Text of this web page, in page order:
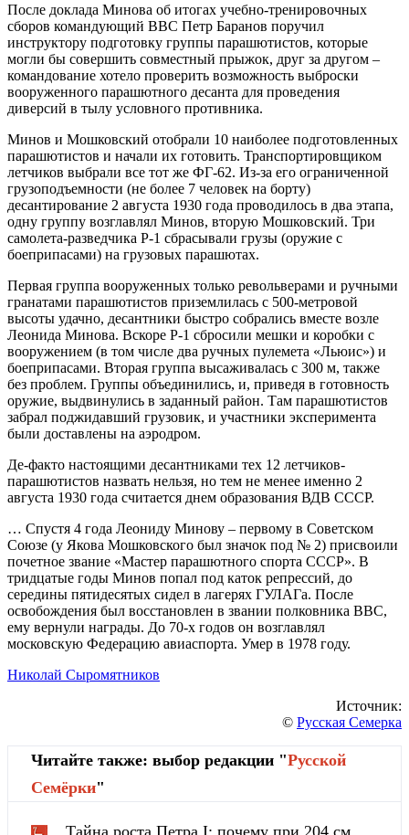
После доклада Минова об итогах учебно-тренировочных
сборов командующий ВВС Петр Баранов поручил
инструктору подготовку группы парашютистов, которые
могли бы совершить совместный прыжок, друг за другом –
командование хотело проверить возможность выброски
вооруженного парашютного десанта для проведения
диверсий в тылу условного противника.
Минов и Мошковский отобрали 10 наиболее подготовленных
парашютистов и начали их готовить. Транспортировщиком
летчиков выбрали все тот же ФГ-62. Из-за его ограниченной
грузоподъемности (не более 7 человек на борту)
десантирование 2 августа 1930 года проводилось в два этапа,
одну группу возглавлял Минов, вторую Мошковский. Три
самолета-разведчика Р-1 сбрасывали грузы (оружие с
боеприпасами) на грузовых парашютах.
Первая группа вооруженных только револьверами и ручными
гранатами парашютистов приземлилась с 500-метровой
высоты удачно, десантники быстро собрались вместе возле
Леонида Минова. Вскоре Р-1 сбросили мешки и коробки с
вооружением (в том числе два ручных пулемета «Льюис») и
боеприпасами. Вторая группа высаживалась с 300 м, также
без проблем. Группы объединились, и, приведя в готовность
оружие, выдвинулись в заданный район. Там парашютистов
забрал поджидавший грузовик, и участники эксперимента
были доставлены на аэродром.
Де-факто настоящими десантниками тех 12 летчиков-
парашютистов назвать нельзя, но тем не менее именно 2
августа 1930 года считается днем образования ВДВ СССР.
… Спустя 4 года Леониду Минову – первому в Советском
Союзе (у Якова Мошковского был значок под № 2) присвоили
почетное звание «Мастер парашютного спорта СССР». В
тридцатые годы Минов попал под каток репрессий, до
середины пятидесятых сидел в лагерях ГУЛАГа. После
освобождения был восстановлен в звании полковника ВВС,
ему вернули награды. До 70-х годов он возглавлял
московскую Федерацию авиаспорта. Умер в 1978 году.
Николай Сыромятников
Источник:
© Русская Семерка
Читайте также: выбор редакции "Русской
Cемёрки"
Тайна роста Петра I: почему при 204 см